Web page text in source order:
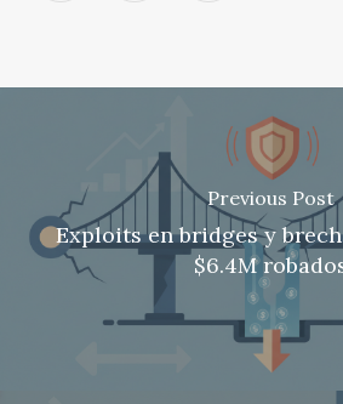
Previous Post
Exploits en bridges y
$6.4M